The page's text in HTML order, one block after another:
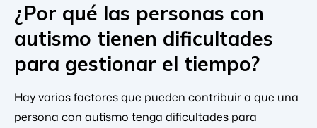
¿Por qué las personas con
autismo tienen dificultades
para gestionar el tiempo?
Hay varios factores que pueden contribuir a que una
persona con autismo tenga dificultades para